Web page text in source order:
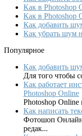
Как в Photoshop
Как в Photoshop
Как добавить
Как убрать шум
Популярное
Как добавить
Для того чтобы
Как работает
Photoshop Online
Photoshop
Как написать
Фотошоп
редак...